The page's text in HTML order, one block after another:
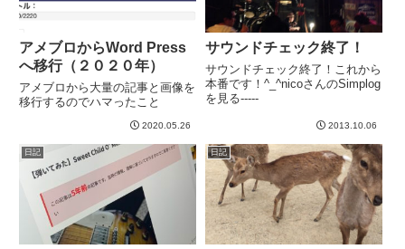
アメブロからWord Press
へ移行（２０２０年）
アメブロから大量の記事と画像を
移行するのでハマったこと
2020.05.26
サウンドチェック終了！
サウンドチェック終了！これから
本番です！^_^nicoさんのSimplog
を見る-----
2013.10.06
日記 日記